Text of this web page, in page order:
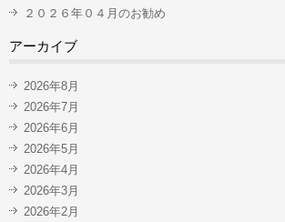
２０２６年０４月のお勧め
アーカイブ
2026年8月
2026年7月
2026年6月
2026年5月
2026年4月
2026年3月
2026年2月